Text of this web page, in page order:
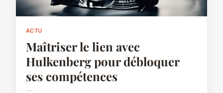
ACTU
Maîtriser le lien avec
Hulkenberg pour débloquer
ses compétences
...